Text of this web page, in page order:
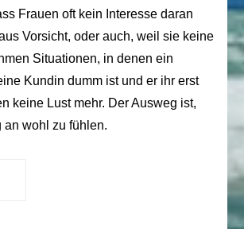
Frauen oft kein Interesse daran
Vorsicht, oder auch, weil sie keine
Situationen, in denen ein
Kundin dumm ist und er ihr erst
keine Lust mehr. Der Ausweg ist,
an wohl zu fühlen.